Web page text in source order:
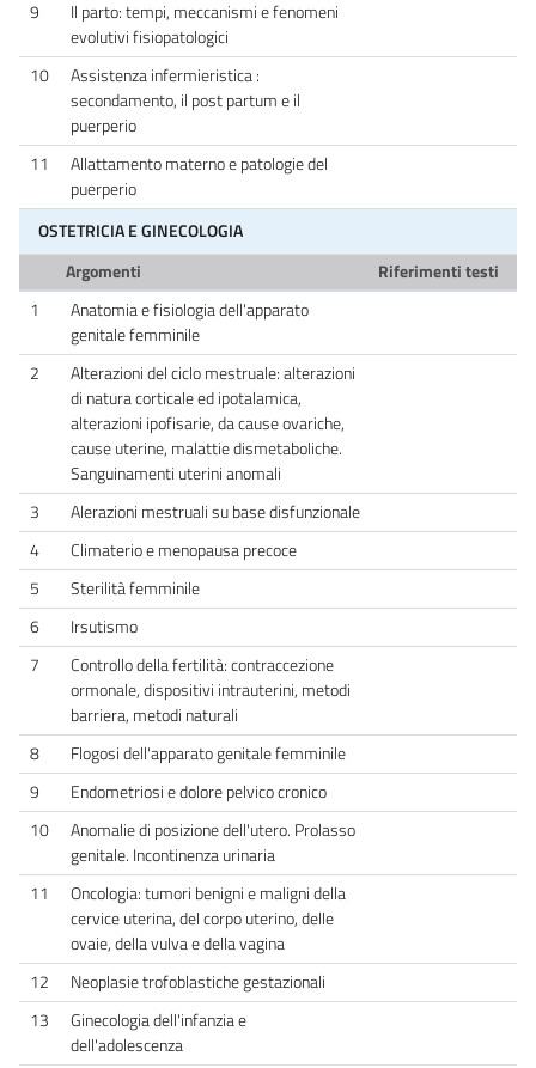
9
Il parto: tempi, meccanismi e fenomeni
evolutivi fisiopatologici
10
Assistenza infermieristica :
secondamento, il post partum e il
puerperio
11
Allattamento materno e patologie del
puerperio
OSTETRICIA E GINECOLOGIA
Argomenti
Riferimenti testi
1
Anatomia e fisiologia dell'apparato
genitale femminile
2
Alterazioni del ciclo mestruale: alterazioni
di natura corticale ed ipotalamica,
alterazioni ipofisarie, da cause ovariche,
cause uterine, malattie dismetaboliche.
Sanguinamenti uterini anomali
3
Alerazioni mestruali su base disfunzionale
4
Climaterio e menopausa precoce
5
Sterilità femminile
6
Irsutismo
7
Controllo della fertilità: contraccezione
ormonale, dispositivi intrauterini, metodi
barriera, metodi naturali
8
Flogosi dell'apparato genitale femminile
9
Endometriosi e dolore pelvico cronico
10
Anomalie di posizione dell'utero. Prolasso
genitale. Incontinenza urinaria
11
Oncologia: tumori benigni e maligni della
cervice uterina, del corpo uterino, delle
ovaie, della vulva e della vagina
12
Neoplasie trofoblastiche gestazionali
13
Ginecologia dell'infanzia e
dell'adolescenza